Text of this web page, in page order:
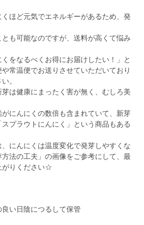
ほど元気でエネルギーがあるため、発
も可能なのですが、送料が高くて悩み
くをなるべくお得にお届けしたい！」と
常温便でお送りさせていただいており
。
は健康にまったく害が無く、むしろ美
にんにくの数倍も含まれていて、新芽
プラウトにんにく」という商品もある
にんにくは温度変化で発芽しやすくな
法の工夫」の画像をご参考にして、最
がりください☆
い日陰につるして保管